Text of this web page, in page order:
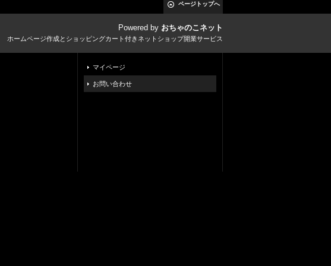
ページトップへ
Powered by おちゃのこネット
ホームページ作成とショッピングカート付きネットショップ開業サービス
マイページ
お問い合わせ